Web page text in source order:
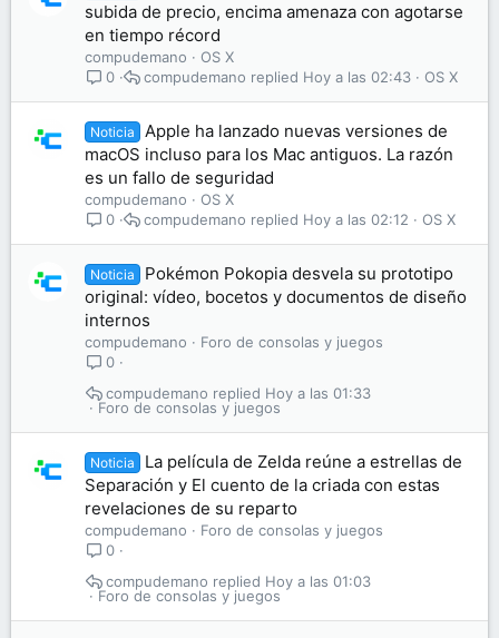
subida de precio, encima amenaza con agotarse
en tiempo récord
compudemano
OS X
0
OS X
Hoy a las 02:43
compudemano
Noticia
Apple ha lanzado nuevas versiones de
macOS incluso para los Mac antiguos. La razón
es un fallo de seguridad
compudemano
OS X
0
OS X
Hoy a las 02:12
compudemano
Noticia
Pokémon Pokopia desvela su prototipo
original: vídeo, bocetos y documentos de diseño
internos
compudemano
Foro de consolas y juegos
0
Foro de consolas y juegos
Hoy a las 01:33
compudemano
Noticia
La película de Zelda reúne a estrellas de
Separación y El cuento de la criada con estas
revelaciones de su reparto
compudemano
Foro de consolas y juegos
0
Foro de consolas y juegos
Hoy a las 01:03
compudemano